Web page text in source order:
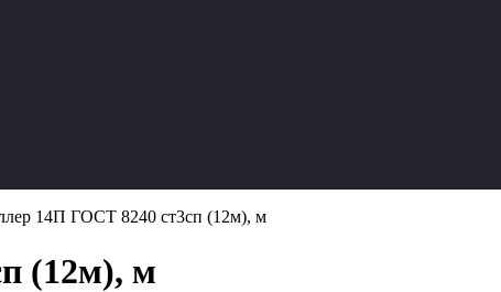
14П ГОСТ 8240 ст3сп (12м), м
(12м), м